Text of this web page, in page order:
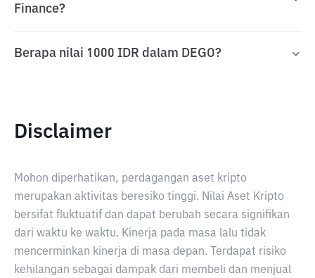
Finance?
Berapa nilai 1000 IDR dalam DEGO?
Disclaimer
Mohon diperhatikan, perdagangan aset kripto
merupakan aktivitas beresiko tinggi. Nilai Aset Kripto
bersifat fluktuatif dan dapat berubah secara signifikan
dari waktu ke waktu. Kinerja pada masa lalu tidak
mencerminkan kinerja di masa depan. Terdapat risiko
kehilangan sebagai dampak dari membeli dan menjual